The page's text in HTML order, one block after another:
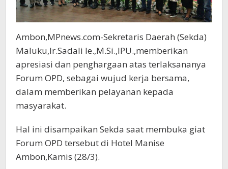
Ambon,MPnews.com-Sekretaris Daerah (Sekda)
Maluku,Ir.Sadali Ie.,M.Si.,IPU.,memberikan
apresiasi dan penghargaan atas terlaksananya
Forum OPD, sebagai wujud kerja bersama,
dalam memberikan pelayanan kepada
masyarakat.
Hal ini disampaikan Sekda saat membuka giat
Forum OPD tersebut di Hotel Manise
Ambon,Kamis (28/3).